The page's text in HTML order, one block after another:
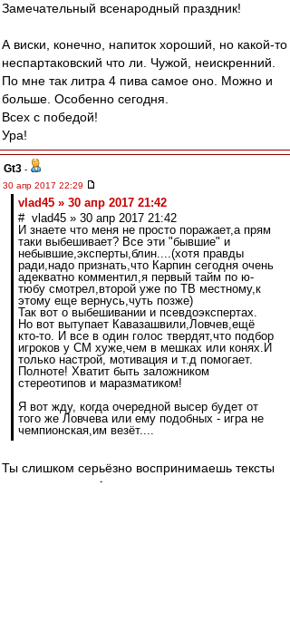
Замечательный всенародный праздник!
А виски, конечно, напиток хороший, но какой-то
неспартаковский что ли. Чужой, неискренний.
По мне так литра 4 пива самое оно. Можно и
больше. Особенно сегодня.
Всех с победой!
Ура!
Gt3 -
30 апр 2017 22:29
vlad45 » 30 апр 2017 21:42
# vlad45 » 30 апр 2017 21:42
И знаете что меня не просто поражает,а прям
таки выбешивает? Все эти "бывшие" и
небывшие,эксперты,блин....(хотя правды
ради,надо признать,что Карпин сегодня очень
адекватно комментил,я первый тайм по ю-
тюбу смотрел,второй уже по ТВ местному,к
этому еще вернусь,чуть позже)
Так вот о выбешивании и псевдоэкспертах.
Но вот вытупает Кавазашвили,Ловчев,ещё
кто-то. И все в один голос твердят,что подбор
игроков у СМ хуже,чем в мешках или конях.И
только настрой, мотивация и т.д помогает.
Полноте! Хватит быть заложником
стереотипов и маразматиком!
Я вот жду, когда очередной высер будет от
того же Ловчева или ему подобных - игра не
чемпионская,им везёт....
Ты слишком серьёзно воспринимаешь тексты
этих экспертов. А их просто нужно пожалеть